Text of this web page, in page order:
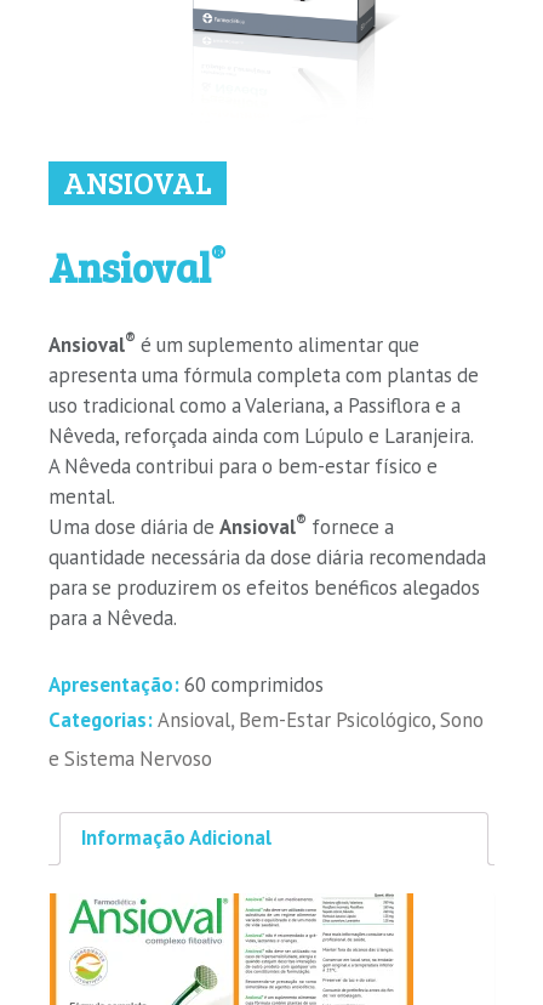
ANSIOVAL
Ansioval®
Ansioval® é um suplemento alimentar que
apresenta uma fórmula completa com plantas de
uso tradicional como a Valeriana, a Passiflora e a
Nêveda, reforçada ainda com Lúpulo e Laranjeira.
A Nêveda contribui para o bem-estar físico e
mental.
Uma dose diária de Ansioval® fornece a
quantidade necessária da dose diária recomendada
para se produzirem os efeitos benéficos alegados
para a Nêveda.
Apresentação:60 comprimidos
Categorias:Ansioval, Bem-Estar Psicológico, Sono
e Sistema Nervoso
Informação Adicional